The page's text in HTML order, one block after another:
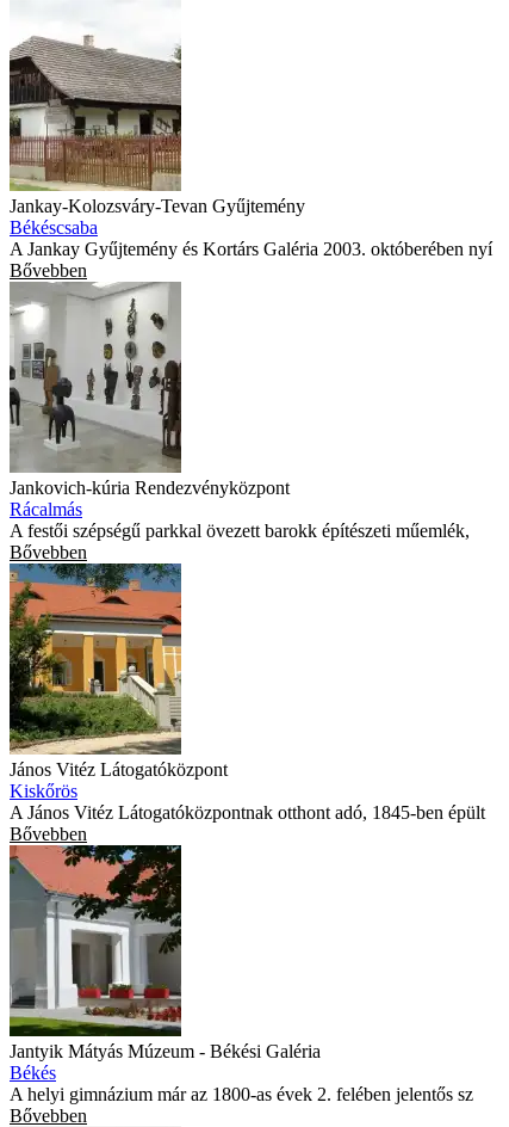
Jankay-Kolozsváry-Tevan Gyűjtemény
Békéscsaba
A Jankay Gyűjtemény és Kortárs Galéria 2003. októberében nyí
Bővebben
Jankovich-kúria Rendezvényközpont
Rácalmás
A festői szépségű parkkal övezett barokk építészeti műemlék,
Bővebben
János Vitéz Látogatóközpont
Kiskőrös
A János Vitéz Látogatóközpontnak otthont adó, 1845-ben épült
Bővebben
Jantyik Mátyás Múzeum - Békési Galéria
Békés
A helyi gimnázium már az 1800-as évek 2. felében jelentős sz
Bővebben